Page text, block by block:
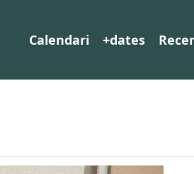
Calendari +dates